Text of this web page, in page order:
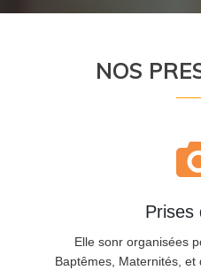
NOS
Prises
Elle sonr organisées
Baptêmes, Maternités, et